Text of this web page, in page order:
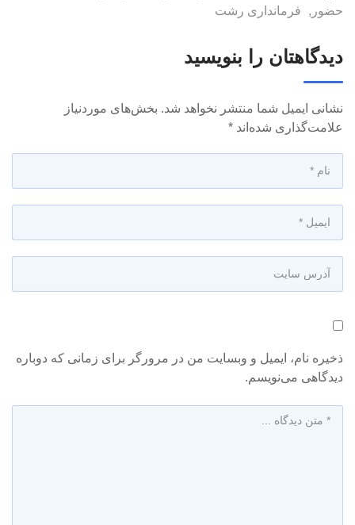
حضور , فرمانداری رشت
دیدگاهتان را بنویسید
نشانی ایمیل شما منتشر نخواهد شد. بخش‌های موردنیاز
علامت‌گذاری شده‌اند *
ذخیره نام، ایمیل و وبسایت من در مرورگر برای زمانی که دوباره
دیدگاهی می‌نویسم.